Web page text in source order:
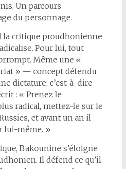
Un parcours
du personnage.
la critique proudhonienne
Pour lui, tout
Même une «
» — concept défendu
dictature, c’est-à-dire
: « Prenez le
radical, mettez-le sur le
et avant un an il
lui-même. »
Bakounine s’éloigne
Il défend ce qu’il